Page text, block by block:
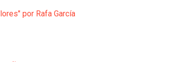
por Rafa García